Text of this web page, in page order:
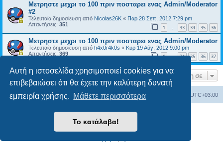
Αυτή η ιστοσελίδα χρησιμοποιεί cookies για να
επιβεβαιώσει ότι θα έχετε την καλύτερη δυνατή
εμπειρία χρήσης. Μάθετε περισσότερα
Το κατάλαβα!
Μετρηστε μεχρι το 100 πριν ποσταρει ενας Admin/Moderator
#2
Τελευταία δημοσίευση από Nicolas26K « Παρ 28 Σεπ, 2012 7:29 pm
Απαντήσεις: 351 1 … 33 34 35 36
Μετρηστε μεχρι το 100 πριν ποσταρει ενας Admin/Moderator
Τελευταία δημοσίευση από h4x0r4k0s « Κυρ 19 Αύγ, 2012 9:00 pm
Απαντήσεις: 369 1 … 34 35 36 37
Μετάβαση σε
Ευρετήριο Δ. Συζήτησης Όλοι οι χρόνοι είναι UTC+03:00
Δημιουργήθηκε απόphpBB® Forum Software © phpBB Limited
Ελληνική μετάφραση από τοphpbbgr.com